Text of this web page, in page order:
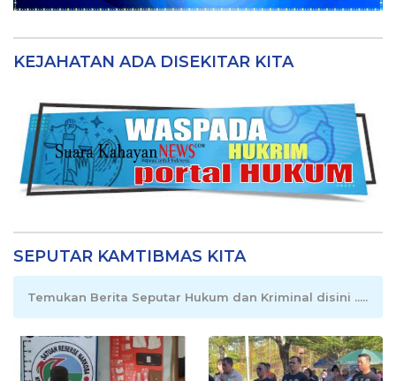
KEJAHATAN ADA DISEKITAR KITA
SEPUTAR KAMTIBMAS KITA
Temukan Berita Seputar Hukum dan Kriminal disini .....